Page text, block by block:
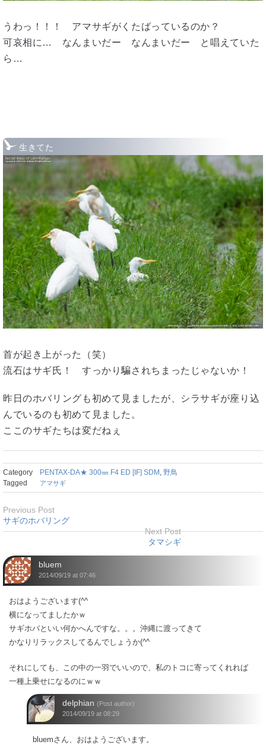
うわっ！！！ アマサギがくたばっているのか？
可哀相に… なんまいだー なんまいだー と唱えていた
ら…
生きてた
首が起き上がった（笑）
流石はサギ氏！ すっかり騙されちまったじゃないか！
昨日のホバリングも初めて見ましたが、シラサギが座り込
んでいるのも初めて見ました。
ここのサギたちは変だねぇ
Category PENTAX-DA★ 300㎜ F4 ED [IF] SDM 野鳥
Tagged
アマサギ
Previous Post
サギのホバリング
Next Post
タマシギ
bluem
2014/09/19 at 07:46
おはようございます(^^
横になってましたかｗ
サギホバといい何かへんですな。。。沖縄に渡ってきて
かなりリラックスしてるんでしょうか(^^
それにしても、この中の一羽でいいので、私のトコに寄ってくれれば
一種上乗せになるのにｗｗ
delphian (Post author)
2014/09/19 at 08:29
bluemさん、おはようございます。